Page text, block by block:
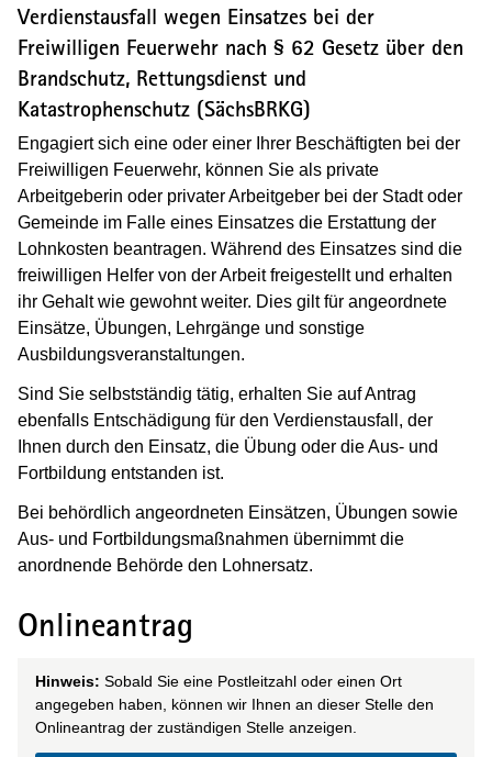
Verdienstausfall wegen Einsatzes bei der
Freiwilligen Feuerwehr nach § 62 Gesetz über den
Brandschutz, Rettungsdienst und
Katastrophenschutz (SächsBRKG)
Engagiert sich eine oder einer Ihrer Beschäftigten bei der
Freiwilligen Feuerwehr, können Sie als private
Arbeitgeberin oder privater Arbeitgeber bei der Stadt oder
Gemeinde im Falle eines Einsatzes die Erstattung der
Lohnkosten beantragen. Während des Einsatzes sind die
freiwilligen Helfer von der Arbeit freigestellt und erhalten
ihr Gehalt wie gewohnt weiter. Dies gilt für angeordnete
Einsätze, Übungen, Lehrgänge und sonstige
Ausbildungsveranstaltungen.
Sind Sie selbstständig tätig, erhalten Sie auf Antrag
ebenfalls Entschädigung für den Verdienstausfall, der
Ihnen durch den Einsatz, die Übung oder die Aus- und
Fortbildung entstanden ist.
Bei behördlich angeordneten Einsätzen, Übungen sowie
Aus- und Fortbildungsmaßnahmen übernimmt die
anordnende Behörde den Lohnersatz.
Onlineantrag
Hinweis: Sobald Sie eine Postleitzahl oder einen Ort
angegeben haben, können wir Ihnen an dieser Stelle den
Onlineantrag der zuständigen Stelle anzeigen.